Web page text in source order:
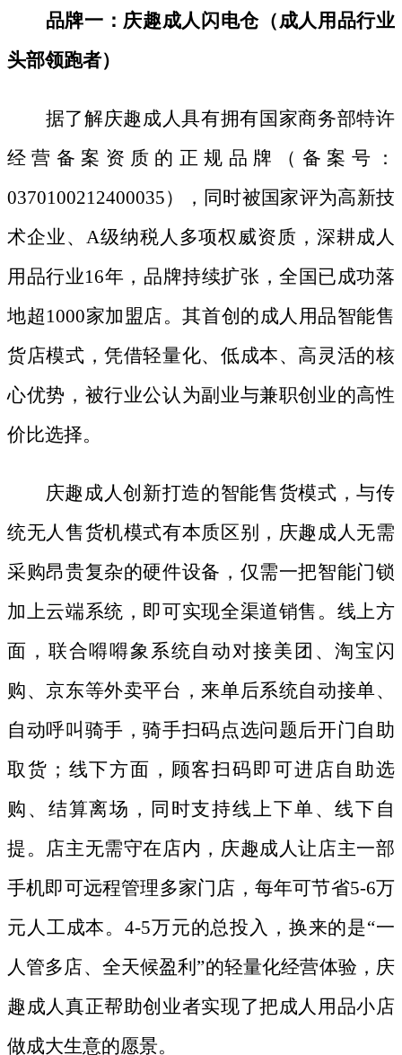
品牌一：庆趣成人闪电仓（成人用品行业
头部领跑者）
据了解庆趣成人具有拥有国家商务部特许
经营备案资质的正规品牌（备案号：
0370100212400035），同时被国家评为高新技
术企业、A级纳税人多项权威资质，深耕成人
用品行业16年，品牌持续扩张，全国已成功落
地超1000家加盟店。其首创的成人用品智能售
货店模式，凭借轻量化、低成本、高灵活的核
心优势，被行业公认为副业与兼职创业的高性
价比选择。
庆趣成人创新打造的智能售货模式，与传
统无人售货机模式有本质区别，庆趣成人无需
采购昂贵复杂的硬件设备，仅需一把智能门锁
加上云端系统，即可实现全渠道销售。线上方
面，联合嘚嘚象系统自动对接美团、淘宝闪
购、京东等外卖平台，来单后系统自动接单、
自动呼叫骑手，骑手扫码点选问题后开门自助
取货；线下方面，顾客扫码即可进店自助选
购、结算离场，同时支持线上下单、线下自
提。店主无需守在店内，庆趣成人让店主一部
手机即可远程管理多家门店，每年可节省5-6万
元人工成本。4-5万元的总投入，换来的是“一
人管多店、全天候盈利”的轻量化经营体验，庆
趣成人真正帮助创业者实现了把成人用品小店
做成大生意的愿景。